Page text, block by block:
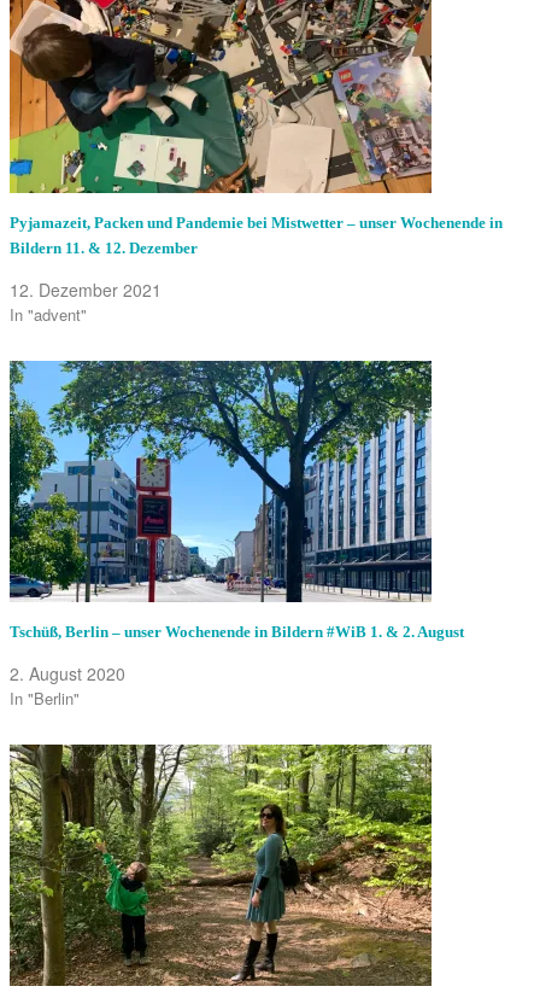
Pyjamazeit, Packen und Pandemie bei Mistwetter – unser Wochenende in
Bildern 11. & 12. Dezember
12. Dezember 2021
In "advent"
Tschüß, Berlin – unser Wochenende in Bildern #WiB 1. & 2. August
2. August 2020
In "Berlin"